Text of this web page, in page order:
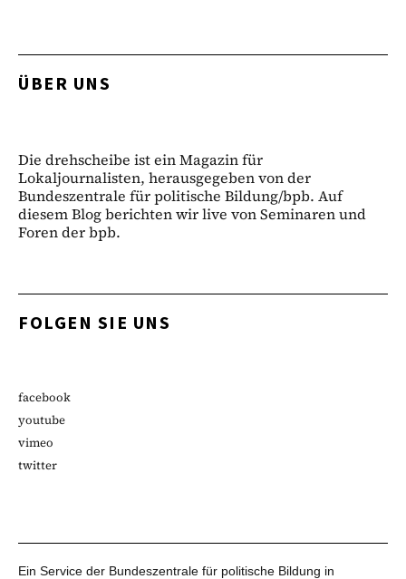
ÜBER UNS
Die drehscheibe ist ein Magazin für
Lokaljournalisten, herausgegeben von der
Bundeszentrale für politische Bildung/bpb. Auf
diesem Blog berichten wir live von Seminaren und
Foren der bpb.
FOLGEN SIE UNS
facebook
youtube
vimeo
twitter
Ein Service der Bundeszentrale für politische Bildung in